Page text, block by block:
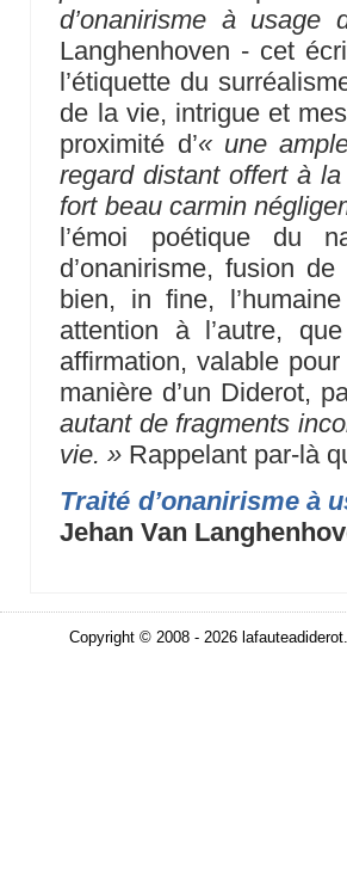
d’onanirisme à
Langhenhoven - cet
l’étiquette du
de la vie, intrigue et
proximité d’« une
regard distant offert à
fort beau carmin
l’émoi poétique du
d’onanirisme, fusion
bien, in fine,
attention à l’autre,
affirmation, valable
manière d’un Diderot,
autant de fragments
vie. » Rappelant par-là
Traité d’onanirisme à
Jehan Van
Copyright © 2008 - 2026